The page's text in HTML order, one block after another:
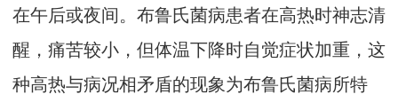
在午后或夜间。布鲁氏菌病患者在高热时神志清
醒，痛苦较小，但体温下降时自觉症状加重，这
种高热与病况相矛盾的现象为布鲁氏菌病所特